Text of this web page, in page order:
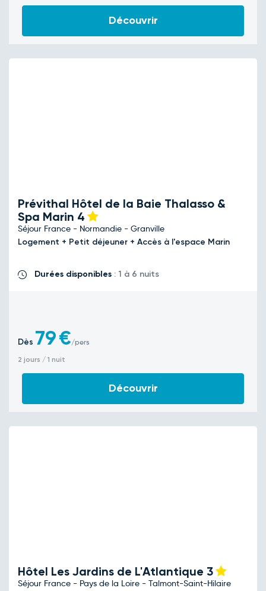
Découvrir
Prévithal Hôtel de la Baie Thalasso &
Spa Marin 4
Séjour France - Normandie - Granville
Logement + Petit déjeuner + Accès à l'espace Marin
Durées disponibles : 1 à 6 nuits
Dès 79€/pers
2 jours / 1 nuit
Découvrir
Hôtel Les Jardins de L'Atlantique 3
Séjour France - Pays de la Loire - Talmont-Saint-Hilaire